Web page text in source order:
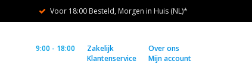
Voor 18:00 Besteld, Morgen in Huis (NL)*
Over ons
Mijn account
Zakelijk
Klantenservice
9:00 - 18:00